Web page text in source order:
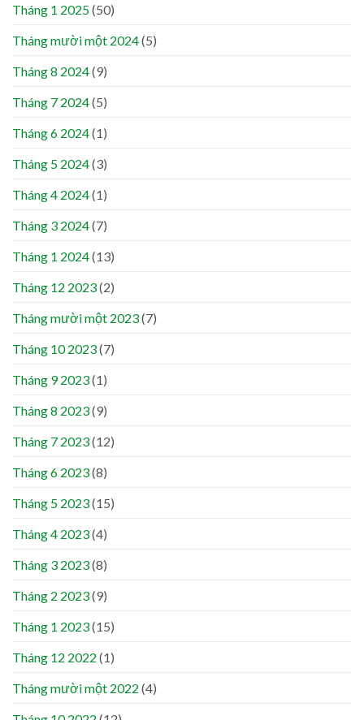
Tháng 1 2025(50)
Tháng mười một 2024(5)
Tháng 8 2024(9)
Tháng 7 2024(5)
Tháng 6 2024(1)
Tháng 5 2024(3)
Tháng 4 2024(1)
Tháng 3 2024(7)
Tháng 1 2024(13)
Tháng 12 2023(2)
Tháng mười một 2023(7)
Tháng 10 2023(7)
Tháng 9 2023(1)
Tháng 8 2023(9)
Tháng 7 2023(12)
Tháng 6 2023(8)
Tháng 5 2023(15)
Tháng 4 2023(4)
Tháng 3 2023(8)
Tháng 2 2023(9)
Tháng 1 2023(15)
Tháng 12 2022 (1)
Tháng mười một 2022 (4)